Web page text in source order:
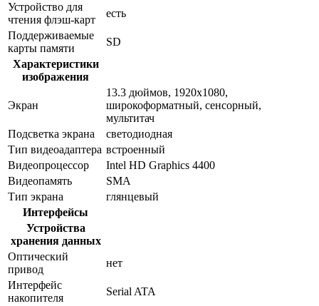
Устройство для
чтения флэш-карт
есть
Поддерживаемые
карты памяти
SD
Характеристики
изображения
Экран
13.3 дюймов, 1920x1080,
широкоформатный, сенсорный,
мультитач
Подсветка экрана
светодиодная
Тип видеоадаптера встроенный
Видеопроцессор
Intel HD Graphics 4400
Видеопамять
SMA
Тип экрана
глянцевый
Интерфейсы
Устройства
хранения данных
Оптический
привод
нет
Интерфейс
накопителя
Serial ATA